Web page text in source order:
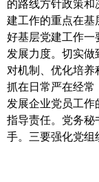
的路线方针政策和
建工作的重点在基
好基层党建工作一
发展力度。切实
对机制、优化培
抓在日常严在经常
发展企业党员工作
指导责任。党务秘
手。三要强化党组